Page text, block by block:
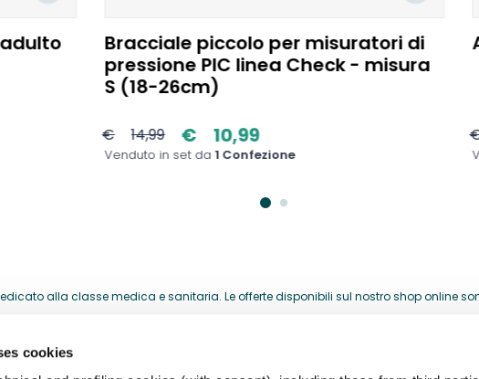
cookies
Bracciale piccolo per misuratori di
pressione PIC linea Check - misura
S (18-26cm)
€ 14,99 € 10,99
Venduto in set da1 Confezione
alla classe medica e sanitaria. Le offerte disponibili sul nostro shop online